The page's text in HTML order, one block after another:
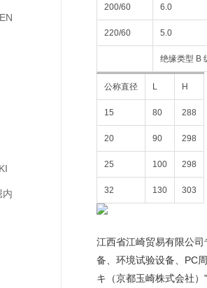
内
绝缘类型 B
200/60 6.0
220/60 5.0
公称直径 L H
15 80 288
20 90 298
25 100 298
32 130 303
江西省江崎贸易有限公
备、环境试验设备、PC
キ（京都玉崎株式会社